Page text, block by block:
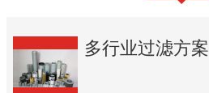
多行业过滤方案